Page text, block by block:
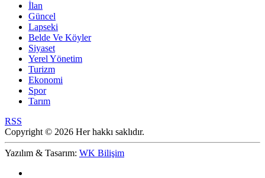
İlan
Güncel
Lapseki
Belde Ve Köyler
Siyaset
Yerel Yönetim
Turizm
Ekonomi
Spor
Tarım
RSS
Copyright © 2026 Her hakkı saklıdır.
Yazılım & Tasarım: WK Bilişim